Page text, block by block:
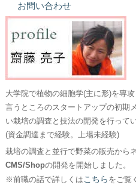
お問い合わせ
大学院で植物の細胞学(主に形)を専
言うところのスタートアップの初期
い栽培の調査と技法の開発を行って
(資金調達まで経験。上場未経験)
栽培の調査と並行で野菜の販売から
CMS/Shopの開発を開始しました。
※前職の話で詳しくはこちら をご覧